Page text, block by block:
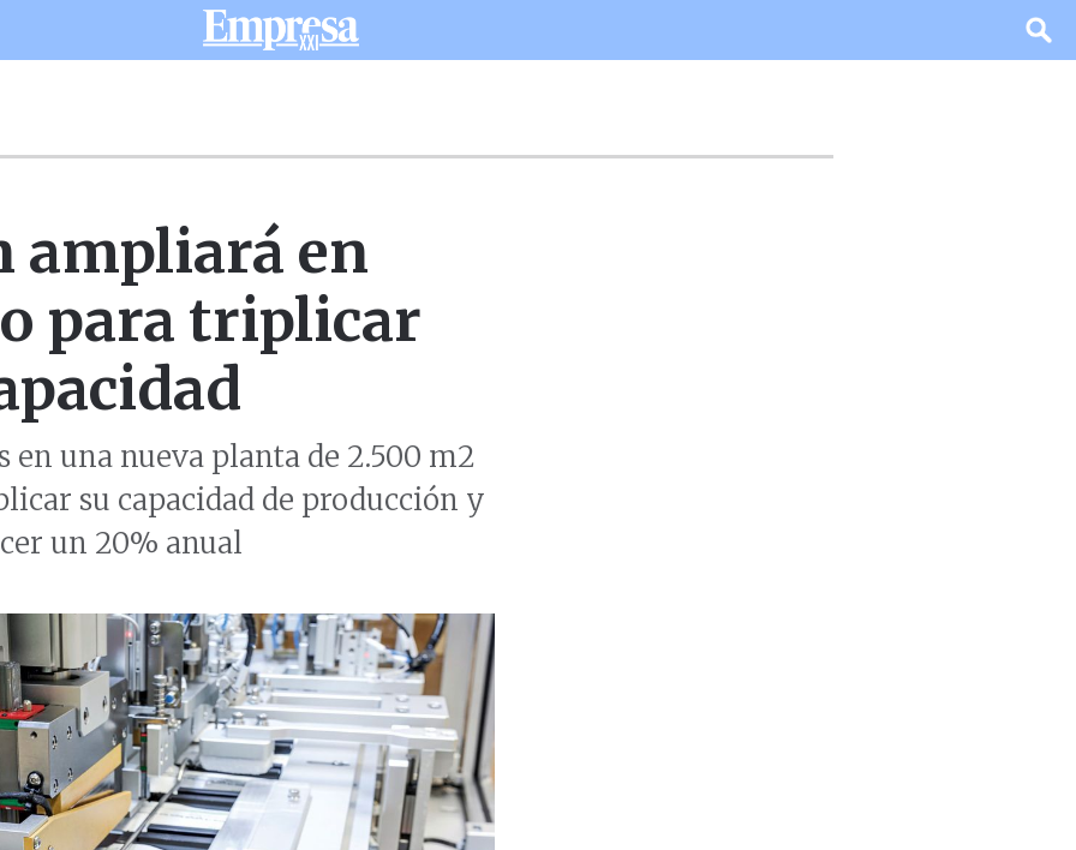
ampliará en
para triplicar
una nueva planta de 2.500 m2
su capacidad de producción y
un 20% anual